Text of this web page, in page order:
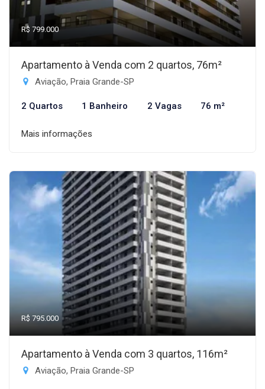
R$ 799.000
Apartamento à Venda com 2 quartos, 76m²
Aviação, Praia Grande-SP
2 Quartos 1 Banheiro 2 Vagas 76 m²
Mais informações
R$ 795.000
Apartamento à Venda com 3 quartos, 116m²
Aviação, Praia Grande-SP